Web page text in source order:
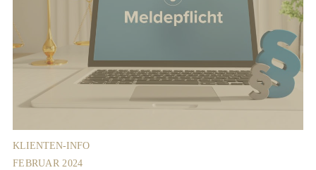
KLIENTEN-INFO
FEBRUAR 2024